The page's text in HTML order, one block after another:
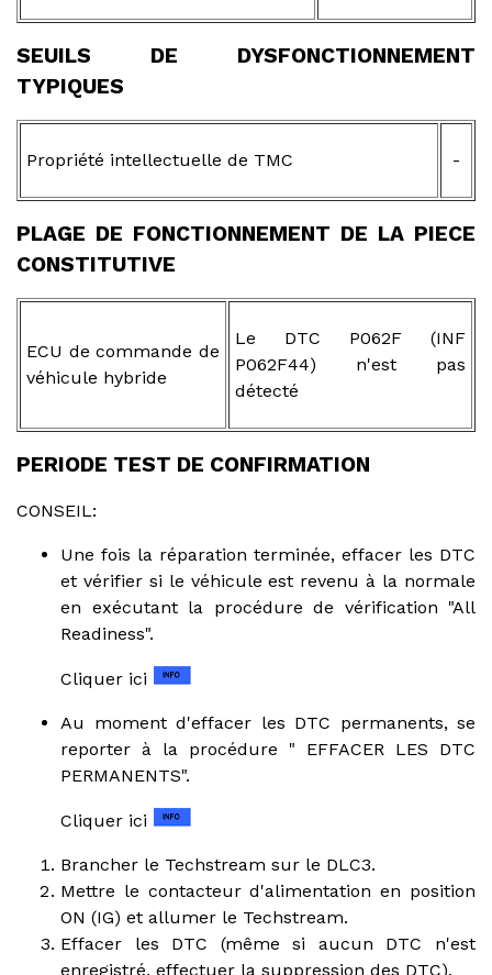
SEUILS DE DYSFONCTIONNEMENT
TYPIQUES
Propriété intellectuelle de TMC -
PLAGE DE FONCTIONNEMENT DE LA PIECE
CONSTITUTIVE
ECU de commande de
véhicule hybride
Le DTC P062F (INF
P062F44) n'est pas
détecté
PERIODE TEST DE CONFIRMATION
CONSEIL:
Une fois la réparation terminée, effacer les DTC
et vérifier si le véhicule est revenu à la normale
en exécutant la procédure de vérification "All
Readiness".
Cliquer ici
Au moment d'effacer les DTC permanents, se
reporter à la procédure " EFFACER LES DTC
PERMANENTS".
Cliquer ici
Brancher le Techstream sur le DLC3.
Mettre le contacteur d'alimentation en position
ON (IG) et allumer le Techstream.
Effacer les DTC (même si aucun DTC n'est
enregistré, effectuer la suppression des DTC).